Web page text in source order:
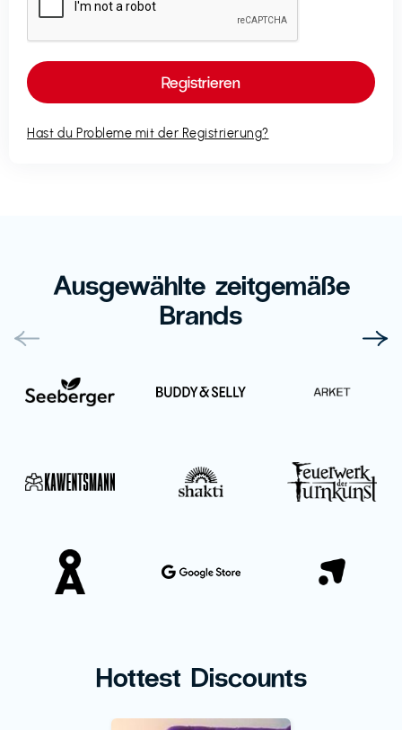
Hast du Probleme mit der Registrierung?
Ausgewählte zeitgemäße
Brands
Hottest Discounts